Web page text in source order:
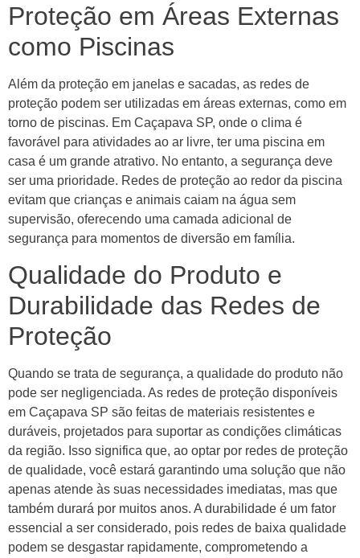
Proteção em Áreas Externas
como Piscinas
Além da proteção em janelas e sacadas, as redes de
proteção podem ser utilizadas em áreas externas, como em
torno de piscinas. Em Caçapava SP, onde o clima é
favorável para atividades ao ar livre, ter uma piscina em
casa é um grande atrativo. No entanto, a segurança deve
ser uma prioridade. Redes de proteção ao redor da piscina
evitam que crianças e animais caiam na água sem
supervisão, oferecendo uma camada adicional de
segurança para momentos de diversão em família.
Qualidade do Produto e
Durabilidade das Redes de
Proteção
Quando se trata de segurança, a qualidade do produto não
pode ser negligenciada. As redes de proteção disponíveis
em Caçapava SP são feitas de materiais resistentes e
duráveis, projetados para suportar as condições climáticas
da região. Isso significa que, ao optar por redes de proteção
de qualidade, você estará garantindo uma solução que não
apenas atende às suas necessidades imediatas, mas que
também durará por muitos anos. A durabilidade é um fator
essencial a ser considerado, pois redes de baixa qualidade
podem se desgastar rapidamente, comprometendo a